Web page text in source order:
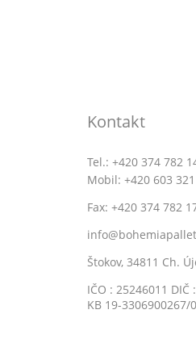
Kontakt
Tel.: +420 374 782
Mobil: +420 603
Fax: +420 374 782
Štokov, 34811 Ch.
IČO : 25246011 DIČ
KB 19-3306900267/